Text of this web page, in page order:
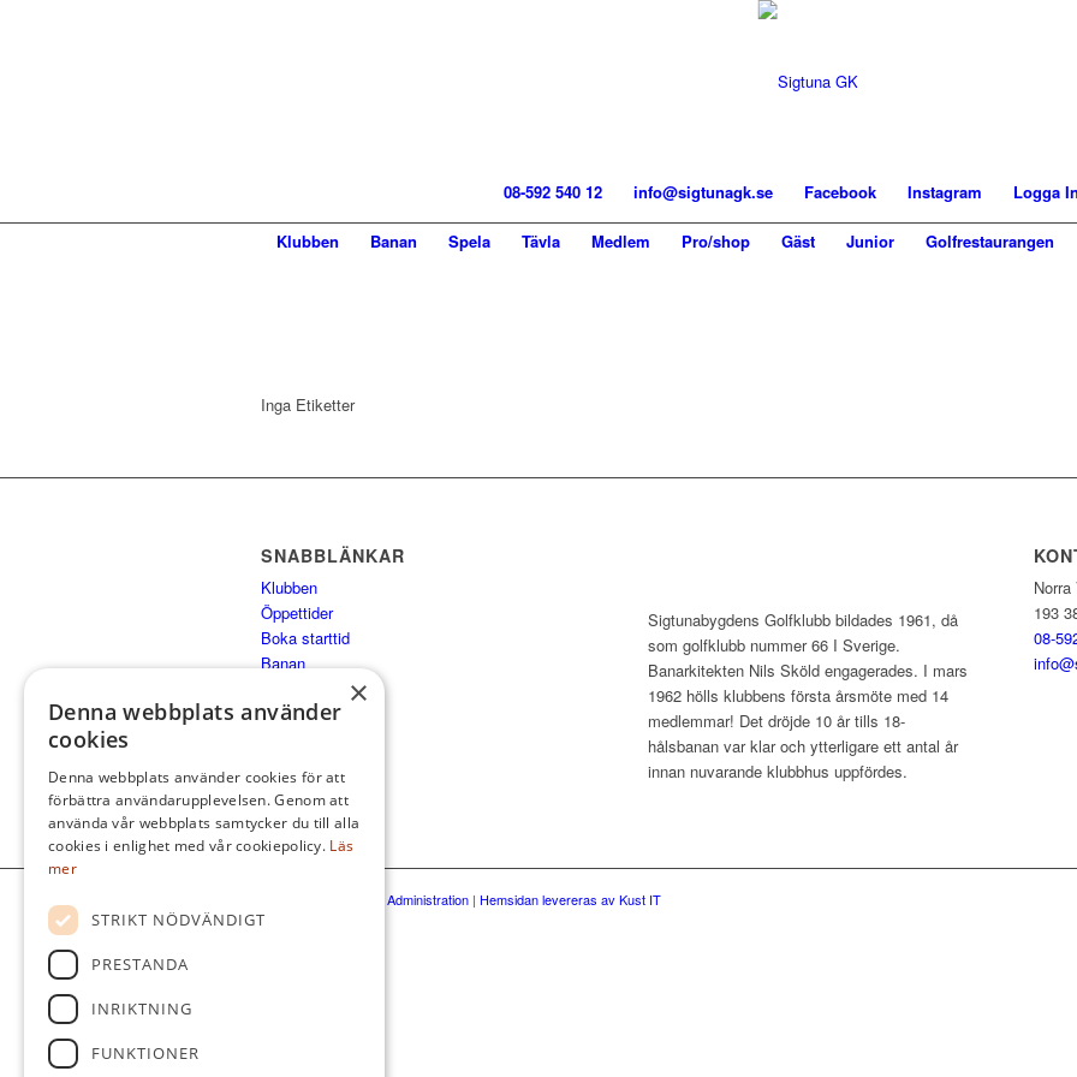
08-592 540 12 info@sigtunagk.se Facebook Instagram Logga
Klubben Banan Spela Tävla Medlem Pro/shop Gäst Junior Golfrestaurangen
Inga Etiketter
SNABBLÄNKAR
Klubben
Öppettider
Boka starttid
Banan
Spela
Sigtunabygdens Golfklubb bildades 1961, då
som golfklubb nummer 66 I Sverige.
Banarkitekten Nils Sköld engagerades. I mars
1962 hölls klubbens första årsmöte med 14
medlemmar! Det dröjde 10 år tills 18-
hålsbanan var klar och ytterligare ett antal år
innan nuvarande klubbhus uppfördes.
193
08-
Administration | Hemsidan levereras av Kust IT
×
Denna webbplats använder
cookies
Denna webbplats använder cookies för att
förbättra användarupplevelsen. Genom att
använda vår webbplats samtycker du till alla
cookies i enlighet med vår cookiepolicy. Läs
mer
STRIKT NÖDVÄNDIGT
PRESTANDA
INRIKTNING
FUNKTIONER